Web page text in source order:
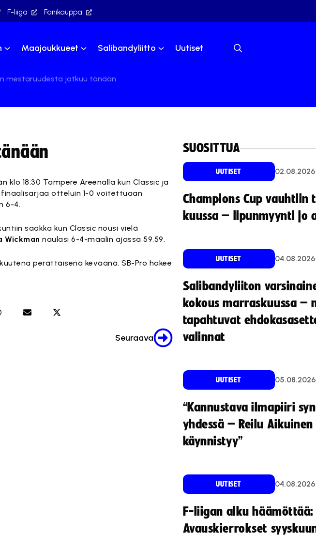
F-liiga Fanikauppa
Maajoukkueet Salibandyliitto Uutiset
mestaruudesta jatkuu tänään
18.30 Tampere Areenalla kun Classic ja
otteluin 1-0 voitettuaan
6-4.
saakka kun Classic nousi vielä
Wickman naulasi 6-4-maalin ajassa 59.59.
perättäisenä keväänä. SB-Pro hakee
Seuraava
SUOSITTUA
UUTISET 02.08.2026
Champions Cup vauhtiin
kuussa – lipunmyynti jo
UUTISET 04.08.2026
Salibandyliiton
kokous marraskuussa –
tapahtuvat
valinnat
UUTISET 05.08.2026
“Kannustava ilmapiiri
yhdessä – Reilu
käynnistyy”
UUTISET 04.08.2026
F-liigan alku häämöttää:
Avauskierrokset